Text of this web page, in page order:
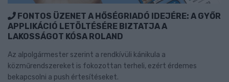
FONTOS ÜZENET A HŐSÉGRIADÓ IDEJÉRE: A GYŐR
APPLIKÁCIÓ LETÖLTÉSÉRE BIZTATJA A
LAKOSSÁGOT KÓSA ROLAND
Az alpolgármester szerint a rendkívüli kánikula a
közműrendszereket is fokozottan terheli, ezért érdemes
bekapcsolni a push értesítéseket.